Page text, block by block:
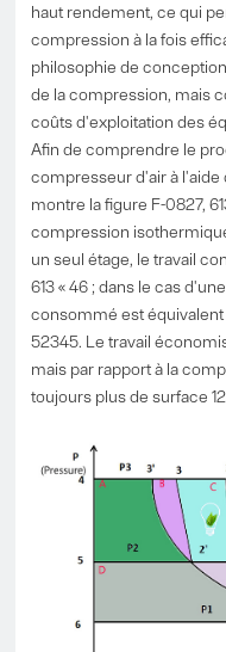
haut rendement, ce qui
compression à la fois
philosophie de
de la compression, mais
coûts d'exploitation des
Afin de comprendre le
compresseur d'air à
montre la figure F-0827,
compression
un seul étage, le travail
613 « 46 ; dans le cas
consommé est équivalent
52345. Le travail
mais par rapport à la
toujours plus de surface